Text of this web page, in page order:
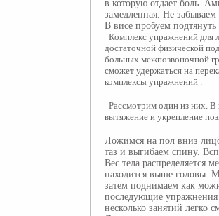
в которую отдает боль.
замедленная. Не
В висе пробуем
Комплекс упражнений для
достаточной физической
больных межпозвоночной
сможет удержаться на
комплексы упражнений .
Рассмотрим один из них. В
вытяжение и укрепление
Ложимся на пол вниз
таз и выгибаем спину.
Вес тела распределяется
находится выше головы.
затем поднимаем как
последующие упражнения
несколько занятий легко